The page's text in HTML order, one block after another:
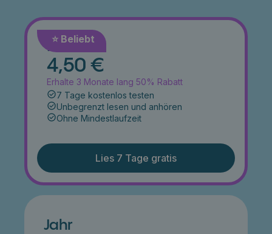
⭐️ Beliebt
Monat
4,50 €
Erhalte 3 Monate lang 50% Rabatt
7 Tage kostenlos testen
Unbegrenzt lesen und anhören
Ohne Mindestlaufzeit
Lies 7 Tage gratis
Jahr